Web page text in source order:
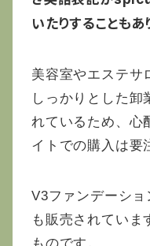
いたりすることもあ
美容室やエステサ
しっかりとした卸
れているため、心
イトでの購入は要
V3ファンデーシ
も販売されていま